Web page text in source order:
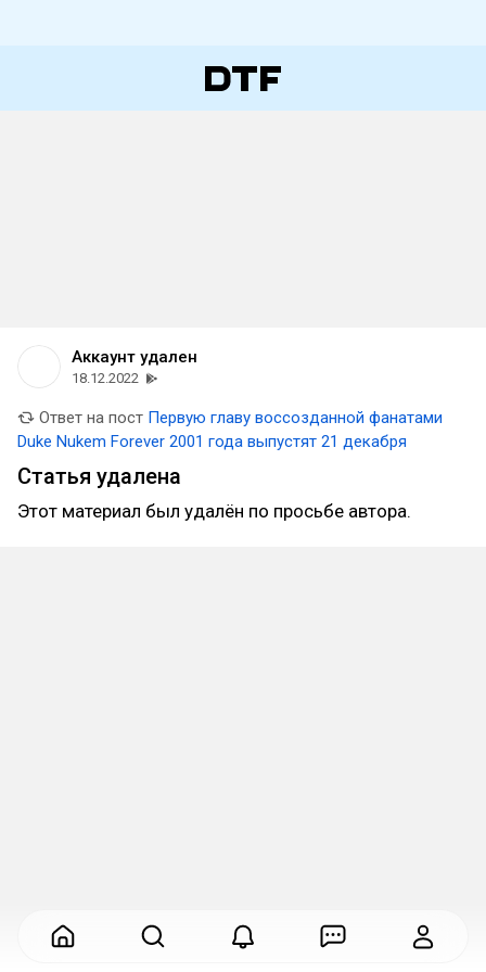
Аккаунт удален
18.12.2022
Ответ на пост Первую главу воссозданной фанатами
Duke Nukem Forever 2001 года выпустят 21 декабря
Статья удалена
Этот материал был удалён по просьбе автора.